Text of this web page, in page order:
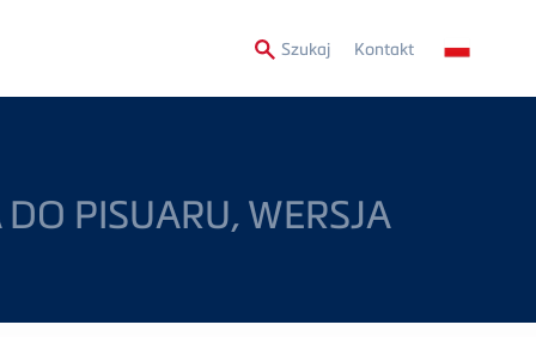
SzukajSecondary
Menu
Kontakt
PISUARU, WERSJA